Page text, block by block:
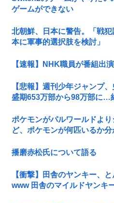
ゲームができない
北朝鮮、日本に警告。「戦
本に軍事的選択肢を検討」
【速報】NHK職員が番組出
【悲報】週刊少年ジャンプ
盛期653万部から98万部に…
ポケモンがパルワールドよ
ど、ポケモンが何匹いるか分
播磨赤松氏について語る
【衝撃】田舎のヤンキー、
www 田舎のマイルドヤンキ